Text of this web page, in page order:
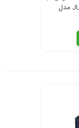
با پایه 180 درجه جاستر JUSTER مدل